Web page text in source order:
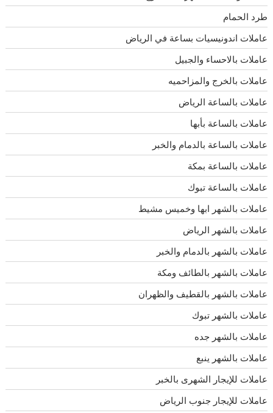
طرد الحمام
عاملات اندونيسيات بساعة في الرياض
عاملات بالاحساء والجبيل
عاملات بالخرج والمزاحميه
عاملات بالساعة الرياض
عاملات بالساعة بأبها
عاملات بالساعة بالدمام والخبر
عاملات بالساعة بمكة
عاملات بالساعة تبوك
عاملات بالشهر ابها وخميس مشيط
عاملات بالشهر الرياض
عاملات بالشهر بالدمام والخبر
عاملات بالشهر بالطائف ومكة
عاملات بالشهر بالقطيف والظهران
عاملات بالشهر تبوك
عاملات بالشهر جده
عاملات بالشهر ينبع
عاملات للإيجار الشهرى بالخبر
عاملات للإيجار جنوب الرياض